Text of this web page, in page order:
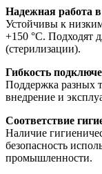
Надежная работа
Устойчивы к
+150 °C. Подходят
(стерилизации).
Гибкость
Поддержка разных
внедрение и
Соответствие
Наличие
безопасность
промышленности.